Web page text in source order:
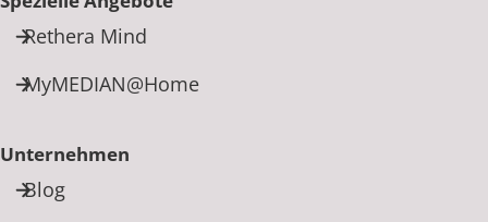
Rethera Mind
MyMEDIAN@Home
Unternehmen
Blog